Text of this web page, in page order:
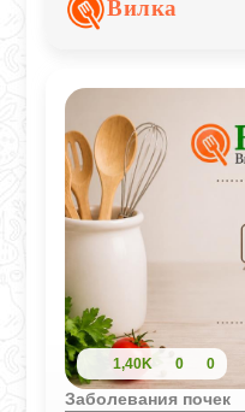
сливочному вкусу.
Вилка
1,40K 0 0
Заболевания почек